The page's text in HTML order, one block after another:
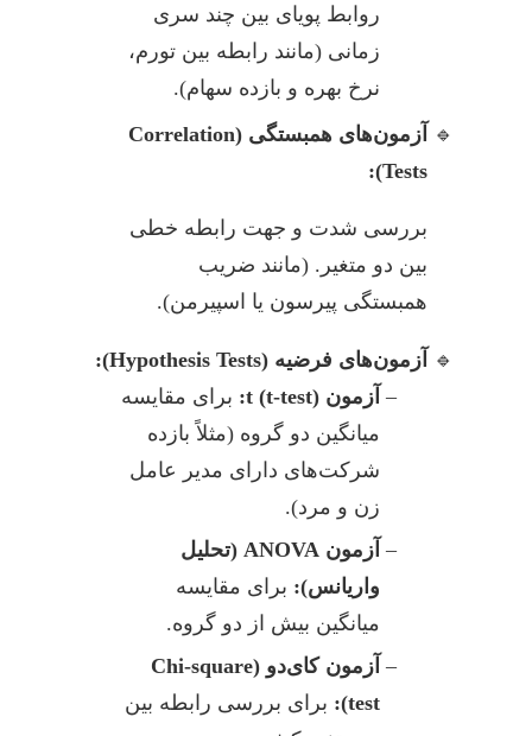
روابط پویای بین چند سری
زمانی (مانند رابطه بین تورم،
نرخ بهره و بازده سهام).
آزمون‌های همبستگی (Correlation
Tests):
بررسی شدت و جهت رابطه خطی
بین دو متغیر. (مانند ضریب
همبستگی پیرسون یا اسپیرمن).
آزمون‌های فرضیه (Hypothesis Tests):
آزمون t (t-test):
برای مقایسه
میانگین دو گروه (مثلاً بازده
شرکت‌های دارای مدیر عامل
زن و مرد).
آزمون ANOVA (تحلیل
واریانس): برای مقایسه
میانگین بیش از دو گروه.
آزمون کای‌دو (Chi-square
test):
برای بررسی رابطه بین